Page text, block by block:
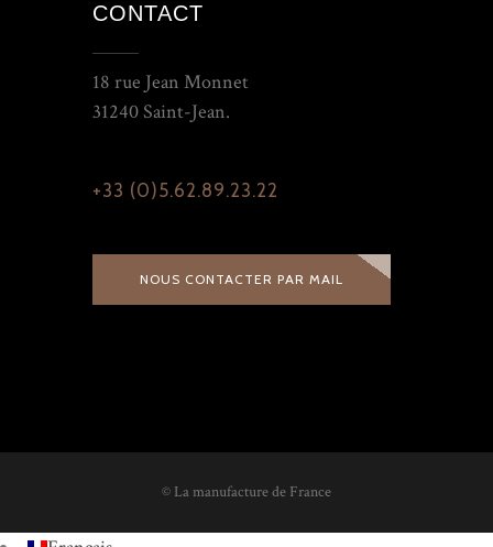
CONTACT
18 rue Jean Monnet
31240 Saint-Jean.
+33 (0)5.62.89.23.22
NOUS CONTACTER PAR MAIL
© La manufacture de France